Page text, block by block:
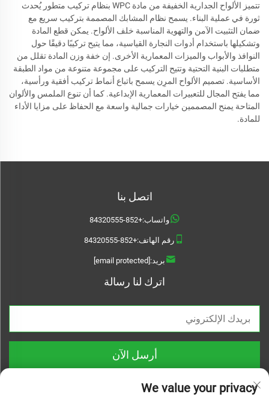
تتميز الألواح الجدارية الخفيفة من مادة WPC بنظام تركيب متطور يُحدث
ثورة في عملية البناء. يسمح نظام المشابك المصممة بتركيب سريع مع
ضمان التثبيت الآمن والتهوية المناسبة خلف الألواح. يمكن قطع المادة
وتشكيلها باستخدام أدوات النجارة القياسية، مما يتيح تركيبًا دقيقًا حول
النوافذ والأبواب والميزات المعمارية الأخرى. إن خفة وزن المادة تقلل من
متطلبات البنية التحتية وتتيح التركيب على مجموعة متنوعة من مواد الطبقة
الأساسية. تصميم الألواح المرِن يسمح باتباع أنماط تركيب أفقية ورأسية،
مما يفتح المجال للتعبيرات المعمارية الإبداعية. كما أن تنوع الملمس والألوان
المتاحة يمنح المصممين خيارات جمالية واسعة مع الحفاظ على مزايا الأداء
للمادة.
اتصل بنا
واتساب:+852-84320555
رقم الهاتف:+852-84320555
بريد:
اترك لنا رسالة
أرسل الآن
We value your privacy